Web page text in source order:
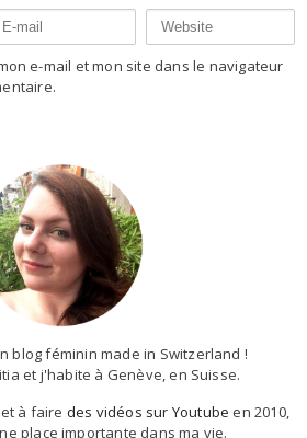
e-mail et mon site dans le navigateur
blog féminin made in Switzerland !
et j'habite à Genève, en Suisse.
et à faire des vidéos sur Youtube en 2010,
place importante dans ma vie.